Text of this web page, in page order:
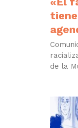
de la